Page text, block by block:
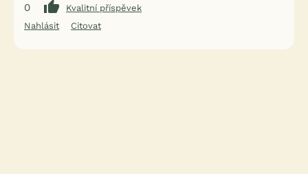
0
Kvalitní příspěvek
Nahlásit
Citovat